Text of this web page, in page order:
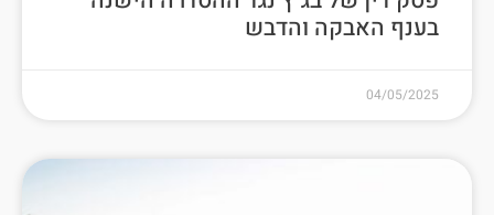
בענף האבקה והדבש
04/05/2025